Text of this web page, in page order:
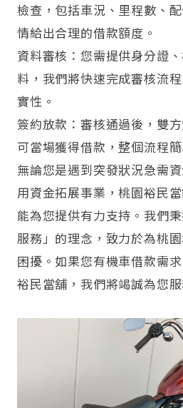
檢查，包括車況、里程數、
情給出合理的借款額度。​
資料審核：您需提供身分證
料，我們將快速完成審核流
實性。​
簽約放款：審核通過後，雙
可當場獲得借款，整個流程簡
無論您是遇到突發狀況急需
用資金拓展事業，桃園裕民
能為您提供有力支持。我們
服務」的理念，致力於為桃
困擾。如果您有機車借款需
裕民當舖，我們將竭誠為您服